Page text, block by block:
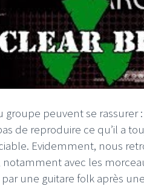
groupe peuvent se rassurer :
de reproduire ce qu’il a
Evidemment, nous
avec les
par une guitare folk après